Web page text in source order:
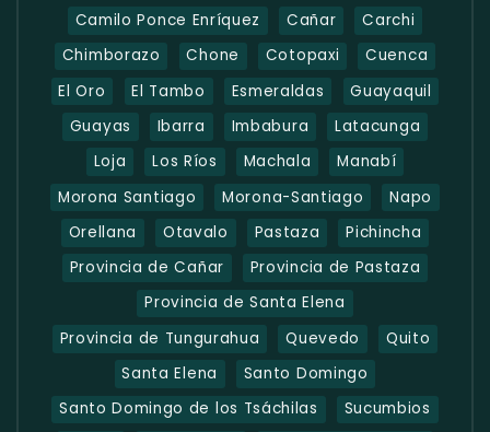
Camilo Ponce Enríquez Cañar
Carchi
Chimborazo
Chone Cotopaxi
Cuenca
El Oro
El Tambo Esmeraldas
Guayaquil
Guayas
Ibarra Imbabura
Latacunga
Loja
Los Ríos Machala
Manabí
Morona Santiago
Morona-Santiago
Napo
Orellana
Otavalo Pastaza
Pichincha
Provincia de Cañar
Provincia de Pastaza
Provincia de Santa Elena
Provincia de Tungurahua
Quevedo
Quito
Santa Elena
Santo Domingo
Santo Domingo de los Tsáchilas
Sucumbios